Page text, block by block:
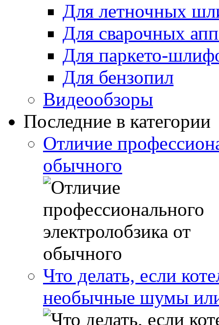
Для летночных
Для сварочных
Для паркето-
Для бензопил
Видеообзоры
Последние в категории
Отличие
обычного
Что делать, если
необычные шумы